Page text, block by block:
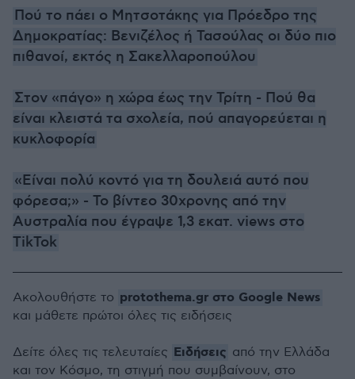
Πού το πάει ο Μητσοτάκης για Πρόεδρο της
Δημοκρατίας: Βενιζέλος ή Τασούλας οι δύο πιο
πιθανοί, εκτός η Σακελλαροπούλου
Στον «πάγο» η χώρα έως την Τρίτη - Πού θα
είναι κλειστά τα σχολεία, πού απαγορεύεται η
κυκλοφορία
«Είναι πολύ κοντό για τη δουλειά αυτό που
φόρεσα;» - Το βίντεο 30χρονης από την
Αυστραλία που έγραψε 1,3 εκατ. views στο
TikTok
Ακολουθήστε το protothema.gr στο Google News
και μάθετε πρώτοι όλες τις ειδήσεις
Δείτε όλες τις τελευταίες Ειδήσεις από την Ελλάδα
και τον Κόσμο, τη στιγμή που συμβαίνουν, στο